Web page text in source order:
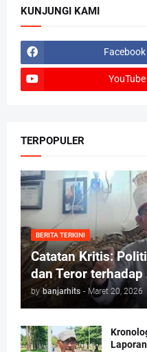
KUNJUNGI KAMI
Facebook
YouTube
TERPOPULER
BERITA TERKINI
Catatan Kritis:
dan Teror
by banjarhits - Maret 20, 2026